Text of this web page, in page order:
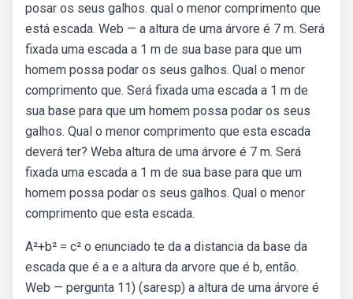
posar os seus galhos. qual o menor comprimento que
está escada. Web — a altura de uma árvore é 7 m. Será
fixada uma escada a 1 m de sua base para que um
homem possa podar os seus galhos. Qual o menor
comprimento que. Será fixada uma escada a 1 m de
sua base para que um homem possa podar os seus
galhos. Qual o menor comprimento que esta escada
deverá ter? Weba altura de uma árvore é 7 m. Será
fixada uma escada a 1 m de sua base para que um
homem possa podar os seus galhos. Qual o menor
comprimento que esta escada.
A²+b² = c² o enunciado te da a distancia da base da
escada que é a e a altura da arvore que é b, então.
Web — pergunta 11) (saresp) a altura de uma árvore é